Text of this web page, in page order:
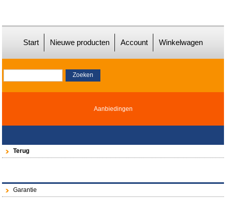
Start Nieuwe producten Account Winkelwagen
Aanbiedingen
Terug
Garantie